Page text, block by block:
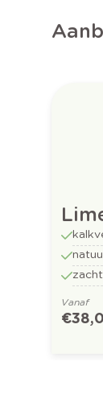
Vanaf
€